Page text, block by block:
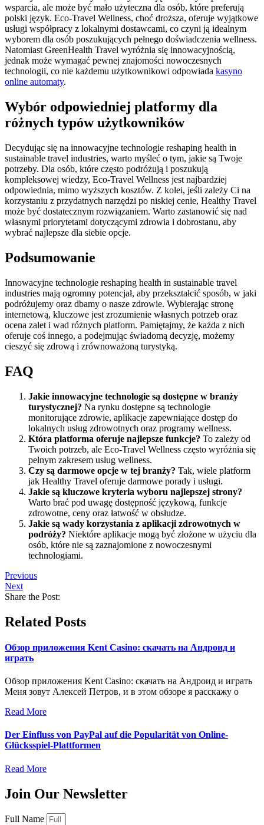
wsparcia, ale może być mało użyteczna dla osób, które preferują
polski język. Eco-Travel Wellness, choć droższa, oferuje wyjątkowe
usługi współpracy z lokalnymi dostawcami, co czyni ją idealnym
wyborem dla osób poszukujących pełnego doświadczenia wellness.
Natomiast GreenHealth Travel wyróżnia się innowacyjnością,
jednak może wymagać pewnej znajomości nowoczesnych
technologii, co nie każdemu użytkownikowi odpowiada kasyno
online automaty.
Wybór odpowiedniej platformy dla
różnych typów użytkowników
Decydując się na innowacyjne technologie reshaping health in
sustainable travel industries, warto myśleć o tym, jakie są Twoje
potrzeby. Dla osób, które często podróżują i poszukują
kompleksowej wiedzy, Eco-Travel Wellness jest najbardziej
odpowiednia, mimo wyższych kosztów. Z kolei, jeśli zależy Ci na
korzystaniu z przydatnych narzędzi po niskiej cenie, Healthy Travel
może być dostatecznym rozwiązaniem. Warto zastanowić się nad
własnymi priorytetami dotyczącymi zdrowia i dobrostanu, aby
wybrać najlepsze dla siebie opcje.
Podsumowanie
Innowacyjne technologie reshaping health in sustainable travel
industries mają ogromny potencjał, aby przekształcić sposób, w jaki
podróżujemy oraz dbamy o nasze zdrowie. Wybierając stronę
internetową, kluczowe jest zrozumienie własnych potrzeb oraz
ocena zalet i wad różnych platform. Pamiętajmy, że każda z nich
oferuje coś innego, a podejmując świadomą decyzję, możemy
cieszyć się zdrową i zrównoważoną turystyką.
FAQ
Jakie innowacyjne technologie są dostępne w branży
turystycznej? Na rynku dostępne są technologie
monitorujące zdrowie, aplikacje zapewniające dostęp do
lokalnych usług zdrowotnych oraz programy wellness.
Która platforma oferuje najlepsze funkcje? To zależy od
Twoich potrzeb, ale Eco-Travel Wellness często wyróżnia się
pełnym zakresem usług wellness.
Czy są darmowe opcje w tej branży? Tak, wiele platform
jak Healthy Travel oferuje darmowe porady i usługi.
Jakie są kluczowe kryteria wyboru najlepszej strony?
Warto brać pod uwagę dostępność językową, funkcje
zdrowotne, ceny oraz łatwość w obsłudze.
Jakie są wady korzystania z aplikacji zdrowotnych w
podróży? Niektóre aplikacje mogą być złożone w użyciu dla
osób, które nie są zaznajomione z nowoczesnymi
technologiami.
Previous
Next
Share the Post:
Related Posts
Обзор приложения Kent Casino: скачать на Андроид и
играть
Обзор приложения Kent Casino: скачать на Андроид и играть
Меня зовут Алексей Петров, и в этом обзоре я расскажу о
Read More
Der Einfluss von PayPal auf die Popularität von Online-
Glücksspiel-Plattformen
Read More
Join Our Newsletter
Full Name